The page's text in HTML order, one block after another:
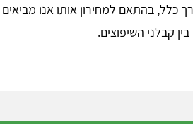
כלל, בהתאם למחירון אותו אנו מביאים
קבלני השיפוצים.